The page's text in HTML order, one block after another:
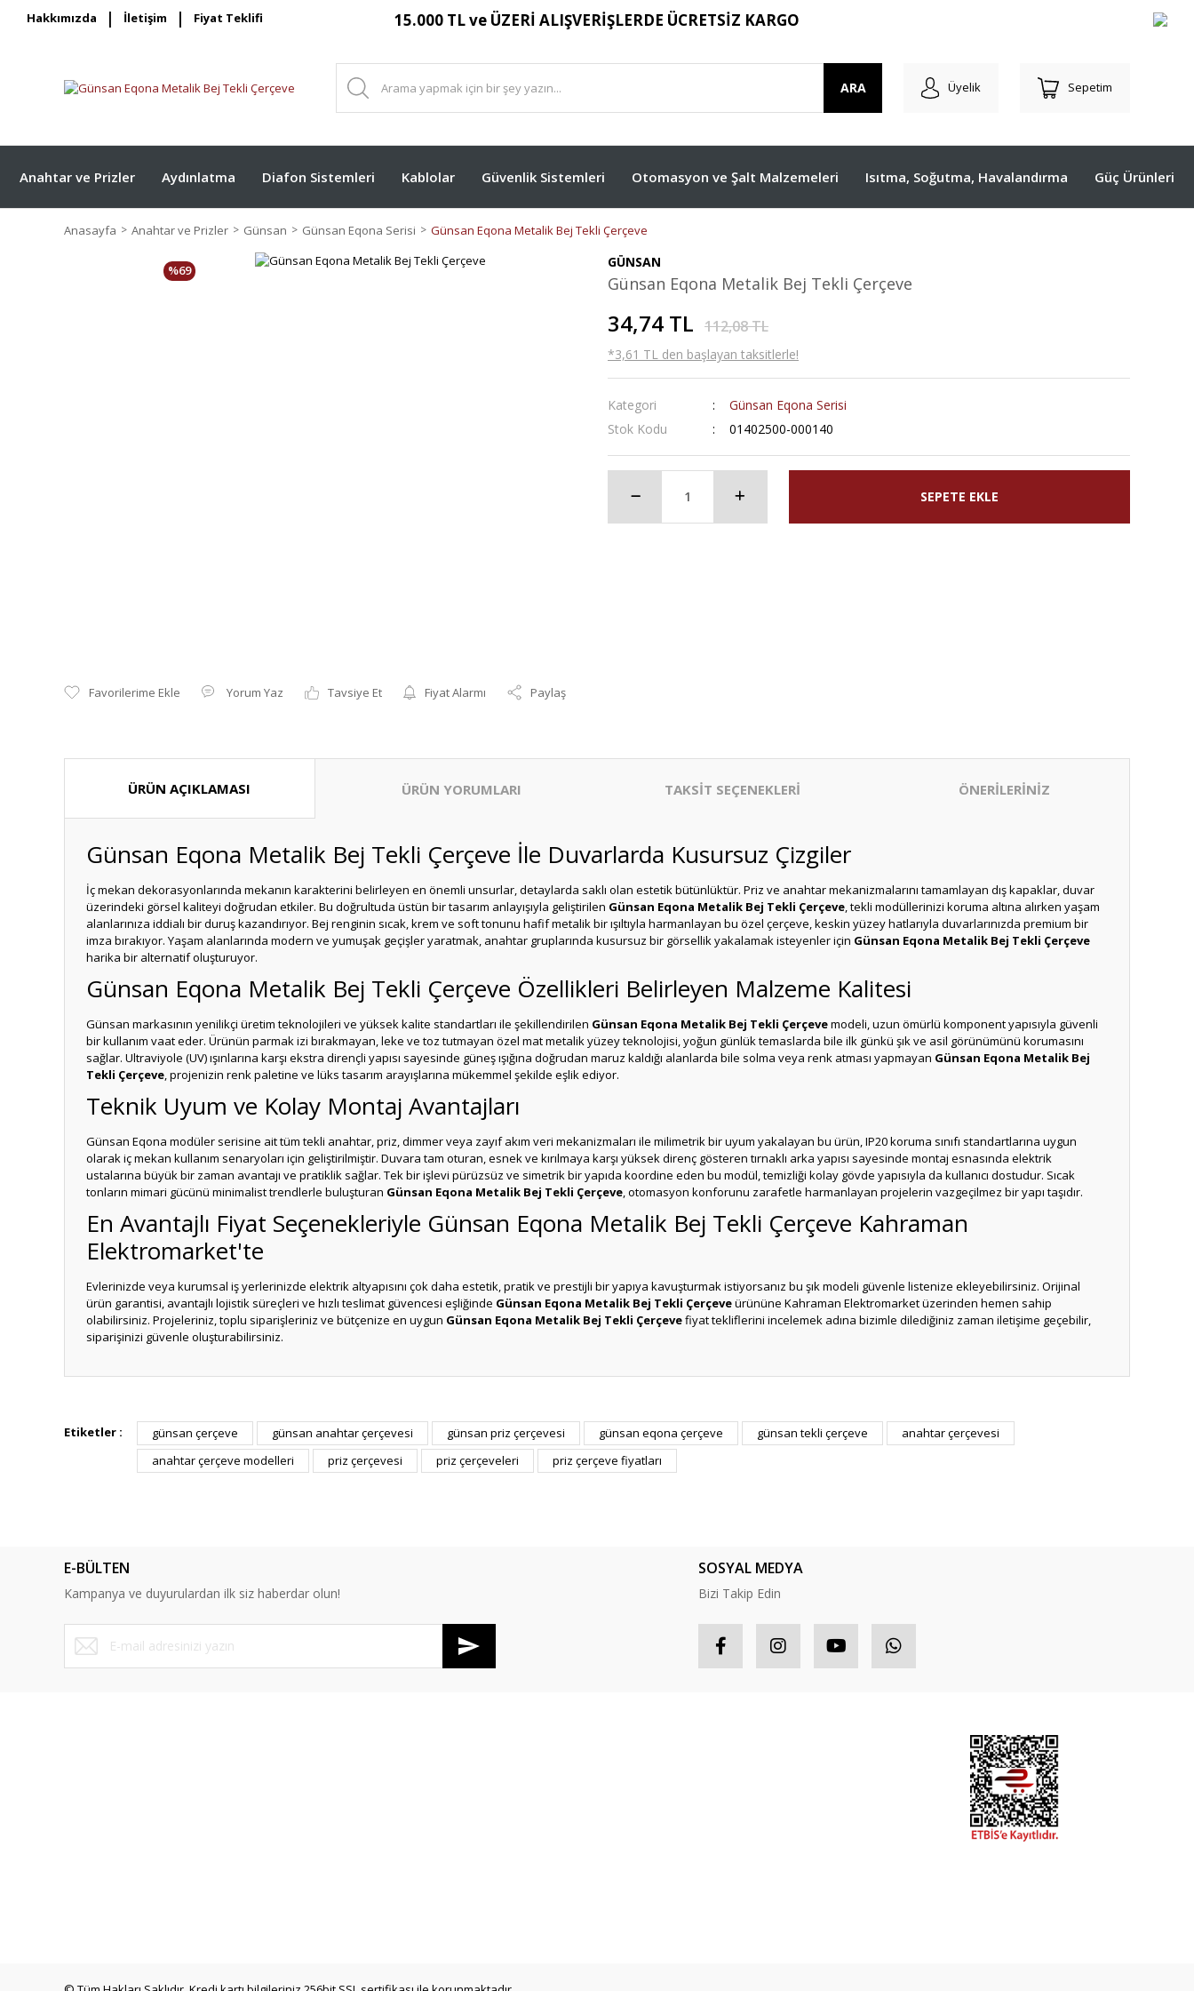
Hakkımızda İletişim Fiyat Teklifi 15.000 TL ve ÜZERİ ALIŞVERİŞLERDE ÜCRETSİZ KARGO
ARA Üyelik Sepetim
Anahtar ve Prizler Aydınlatma Diafon Sistemleri Kablolar Güvenlik Sistemleri Otomasyon ve Şalt Malzemeleri Isıtma, Soğutma, Havalandırma Güç Ürünleri
Anasayfa Anahtar ve Prizler Günsan Günsan Eqona Serisi Günsan Eqona Metalik Bej Tekli Çerçeve
%69
Yorum Yaz Tavsiye Et Fiyat Alarmı Paylaş
GÜNSAN
Günsan Eqona Metalik Bej Tekli Çerçeve
34,74 TL 112,08 TL
*3,61 TL den başlayan taksitlerle!
Kategori
Günsan Eqona Serisi
Stok Kodu
01402500-000140
SEPETE EKLE
ÜRÜN AÇIKLAMASI ÜRÜN YORUMLARI TAKSİT SEÇENEKLERİ ÖNERİLERİNİZ
Günsan Eqona Metalik Bej Tekli Çerçeve İle Duvarlarda Kusursuz Çizgiler
İç mekan dekorasyonlarında mekanın karakterini belirleyen en önemli unsurlar, detaylarda saklı olan estetik bütünlüktür. Priz ve anahtar mekanizmalarını tamamlayan dış kapaklar, duvar
üzerindeki görsel kaliteyi doğrudan etkiler. Bu doğrultuda üstün bir tasarım anlayışıyla geliştirilen Günsan Eqona Metalik Bej Tekli Çerçeve, tekli modüllerinizi koruma altına alırken yaşam
alanlarınıza iddialı bir duruş kazandırıyor. Bej renginin sıcak, krem ve soft tonunu hafif metalik bir ışıltıyla harmanlayan bu özel çerçeve, keskin yüzey hatlarıyla duvarlarınızda premium bir
imza bırakıyor. Yaşam alanlarında modern ve yumuşak geçişler yaratmak, anahtar gruplarında kusursuz bir görsellik yakalamak isteyenler için Günsan Eqona Metalik Bej Tekli Çerçeve
harika bir alternatif oluşturuyor.
Günsan Eqona Metalik Bej Tekli Çerçeve Özellikleri Belirleyen Malzeme Kalitesi
Günsan markasının yenilikçi üretim teknolojileri ve yüksek kalite standartları ile şekillendirilen Günsan Eqona Metalik Bej Tekli Çerçevemodeli, uzun ömürlü komponent yapısıyla güvenli
bir kullanım vaat eder. Ürünün parmak izi bırakmayan, leke ve toz tutmayan özel mat metalik yüzey teknolojisi, yoğun günlük temaslarda bile ilk günkü şık ve asil görünümünü korumasını
sağlar. Ultraviyole (UV) ışınlarına karşı ekstra dirençli yapısı sayesinde güneş ışığına doğrudan maruz kaldığı alanlarda bile solma veya renk atması yapmayan Günsan Eqona Metalik Bej
Tekli Çerçeve, projenizin renk paletine ve lüks tasarım arayışlarına mükemmel şekilde eşlik ediyor.
Teknik Uyum ve Kolay Montaj Avantajları
Günsan Eqona modüler serisine ait tüm tekli anahtar, priz, dimmer veya zayıf akım veri mekanizmaları ile milimetrik bir uyum yakalayan bu ürün, IP20 koruma sınıfı standartlarına uygun
olarak iç mekan kullanım senaryoları için geliştirilmiştir. Duvara tam oturan, esnek ve kırılmaya karşı yüksek direnç gösteren tırnaklı arka yapısı sayesinde montaj esnasında elektrik
ustalarına büyük bir zaman avantajı ve pratiklik sağlar. Tek bir işlevi pürüzsüz ve simetrik bir yapıda koordine eden bu modül, temizliği kolay gövde yapısıyla da kullanıcı dostudur. Sıcak
tonların mimari gücünü minimalist trendlerle buluşturan Günsan Eqona Metalik Bej Tekli Çerçeve, otomasyon konforunu zarafetle harmanlayan projelerin vazgeçilmez bir yapı taşıdır.
En Avantajlı Fiyat Seçenekleriyle Günsan Eqona Metalik Bej Tekli Çerçeve Kahraman
Elektromarket'te
Evlerinizde veya kurumsal iş yerlerinizde elektrik altyapısını çok daha estetik, pratik ve prestijli bir yapıya kavuşturmak istiyorsanız bu şık modeli güvenle listenize ekleyebilirsiniz. Orijinal
ürün garantisi, avantajlı lojistik süreçleri ve hızlı teslimat güvencesi eşliğinde Günsan Eqona Metalik Bej Tekli Çerçeveürününe Kahraman Elektromarket üzerinden hemen sahip
olabilirsiniz. Projeleriniz, toplu siparişleriniz ve bütçenize en uygun Günsan Eqona Metalik Bej Tekli Çerçevefiyat tekliflerini incelemek adına bizimle dilediğiniz zaman iletişime geçebilir,
siparişinizi güvenle oluşturabilirsiniz.
Bu ürüne ilk yorumu siz yapın!
Görüş ve önerileriniz için teşekkür ederiz.
Ürün resmi kalitesiz, bozuk veya görüntülenemiyor.
Bu ürüne benzer farklı alternatifler olmalı.
Etiketler : günsan çerçeve günsan anahtar çerçevesi günsan priz çerçevesi günsan eqona çerçeve günsan tekli çerçeve
anahtar çerçevesi
anahtar çerçeve modelleri
priz çerçevesi priz çerçeveleri priz çerçeve fiyatları
E-BÜLTEN
Kampanya ve duyurulardan ilk siz haberdar olun!
SOSYAL MEDYA
Bizi Takip Edin